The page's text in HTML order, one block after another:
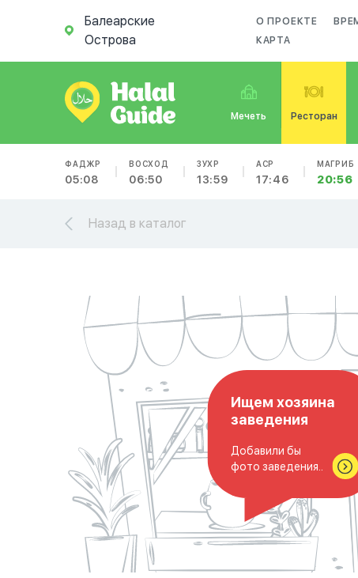
Балеарские
Острова
О ПРОЕКТЕ
КАРТА
Мечеть Ресторан
ФАДЖР
05:08
ВОСХОД
06:50
ЗУХР
13:59
АСР
17:46
МАГРИБ
20:56
Назад в каталог
Ищем хозяина
заведения
Добавили бы
фото заведения..